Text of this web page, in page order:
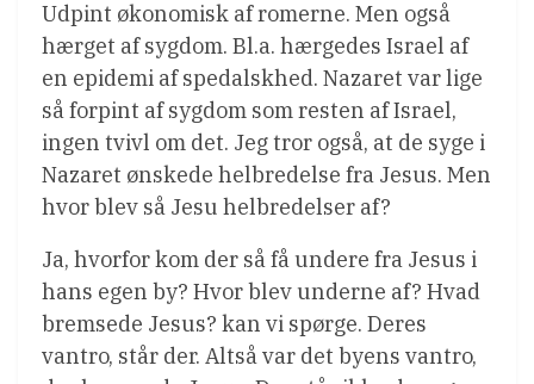
Udpint økonomisk af romerne. Men også
hærget af sygdom. Bl.a. hærgedes Israel af
en epidemi af spedalskhed. Nazaret var lige
så forpint af sygdom som resten af Israel,
ingen tvivl om det. Jeg tror også, at de syge i
Nazaret ønskede helbredelse fra Jesus. Men
hvor blev så Jesu helbredelser af?
Ja, hvorfor kom der så få undere fra Jesus i
hans egen by? Hvor blev underne af? Hvad
bremsede Jesus? kan vi spørge. Deres
vantro, står der. Altså var det byens vantro,